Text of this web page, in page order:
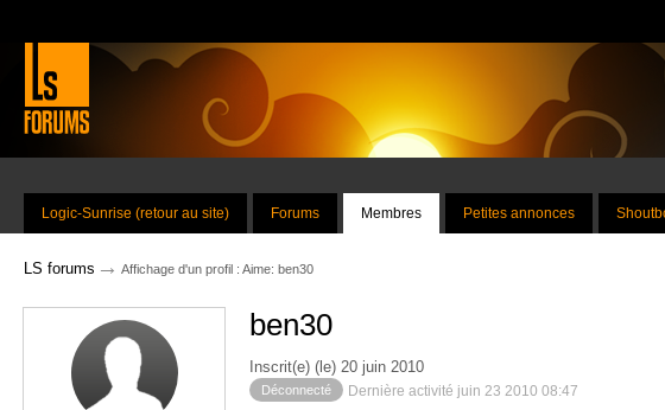
Logic-Sunrise (retour au site) Forums Membres Petites annonces
LS forums → Affichage d'un profil : Aime: ben30
ben30
Inscrit(e) (le) 20 juin 2010
Déconnecté Dernière activité juin 23 2010 08:47